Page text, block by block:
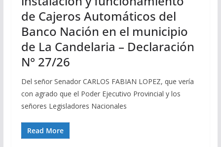
de Cajeros Automáticos del
Banco Nación en el municipio
de La Candelaria – Declaración
N° 27/26
Del señor Senador CARLOS FABIAN LOPEZ, que vería
con agrado que el Poder Ejecutivo Provincial y los
señores Legisladores Nacionales
Read More